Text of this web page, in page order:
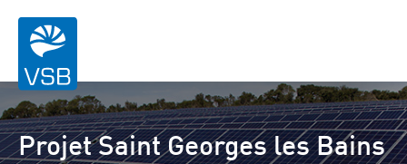
Projet Saint Georges les Bains